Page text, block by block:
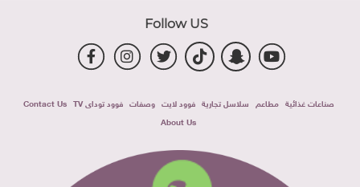
Follow US
صناعات غذائية مطاعم سلاسل تجارية فوود لايت وصفات فوود توداى TV
Contact Us
About Us